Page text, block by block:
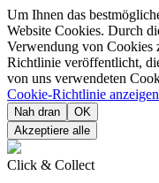
Um Ihnen das
Website Cookies. Durch
Verwendung von Cookies
Richtlinie veröffentlicht,
von uns verwendeten
Cookie-Richtlinie
Nah dran
OK
Akzeptiere alle
Click & Collect